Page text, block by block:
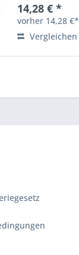
14,28 € *
vorher 14,28 €*
Vergleichen